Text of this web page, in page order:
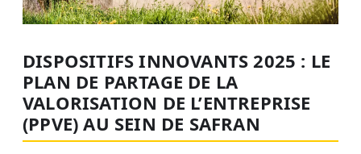
DISPOSITIFS INNOVANTS 2025 : LE
PLAN DE PARTAGE DE LA
VALORISATION DE L’ENTREPRISE
(PPVE) AU SEIN DE SAFRAN